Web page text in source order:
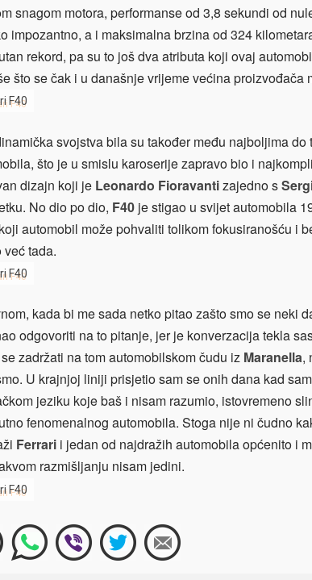
snagom motora, performanse od 3,8 sekundi od
impozantno, a i maksimalna brzina od 324
rekord, pa su to još dva atributa koji ovaj
što se čak i u današnje vrijeme većina proizvođača
F40
svojstva bila su također među najboljima
što je u smislu karoserije zapravo bio i
dizajn koji je Leonardo Fioravantizajedno s
No dio po dio, F40 je stigao u svijet automobila
automobil može pohvaliti tolikom fokusiranošću i
već tada.
F40
kada bi me sada netko pitao zašto smo se neki
odgovoriti na to pitanje, jer je konverzacija tekla
zadržati na tom automobilskom čudu iz Maranella,
U krajnjoj liniji prisjetio sam se onih dana kad
jeziku koje baš i nisam razumio, istovremeno
fenomenalnog automobila. Stoga nije ni čudno
Ferrari i jedan od najdražih automobila općenito i
razmišljanju nisam jedini.
F40